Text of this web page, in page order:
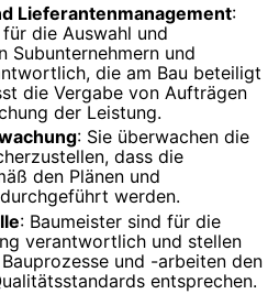
Lieferantenmanagement:
die Auswahl und
Subunternehmern und
die am Bau beteiligt
die Vergabe von Aufträgen
der Leistung.
: Sie überwachen die
dass die
den Plänen und
werden.
: Baumeister sind für die
verantwortlich und stellen
und -arbeiten den
entsprechen.